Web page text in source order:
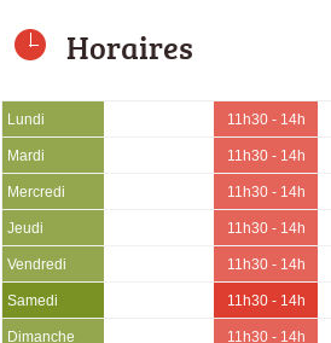
Horaires
Lundi 11h30 - 14h
Mardi 11h30 - 14h
Mercredi 11h30 - 14h
Jeudi 11h30 - 14h
Vendredi 11h30 - 14h
Samedi 11h30 - 14h
Dimanche 11h30 - 14h